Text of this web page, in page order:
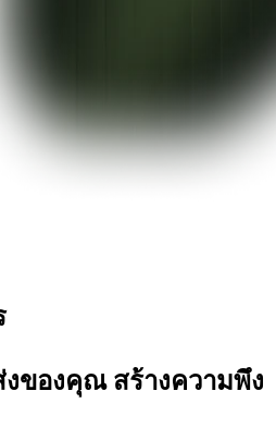
ของคุณ สร้างความพึง